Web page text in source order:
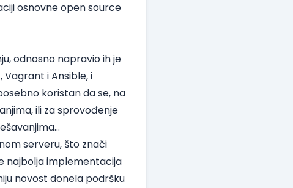
osnovne open source
odnosno napravio ih je
Vagrant i Ansible, i
koristan da se, na
ili za sprovođenje
serveru, što znači
najbolja implementacija
novost donela podršku